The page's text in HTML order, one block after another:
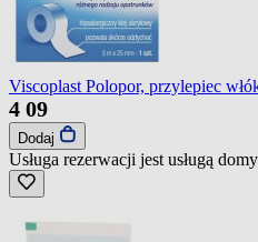
Viscoplast Polopor, przylepiec
4 09
Dodaj
Usługa rezerwacji jest usługą